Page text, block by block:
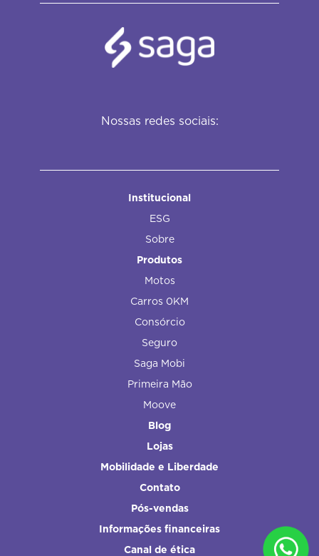
Nossas redes sociais:
Institucional
ESG
Sobre
Produtos
Motos
Carros 0KM
Consórcio
Seguro
Saga Mobi
Primeira Mão
Moove
Blog
Lojas
Mobilidade e Liberdade
Contato
Pós-vendas
Informações financeiras
Canal de ética